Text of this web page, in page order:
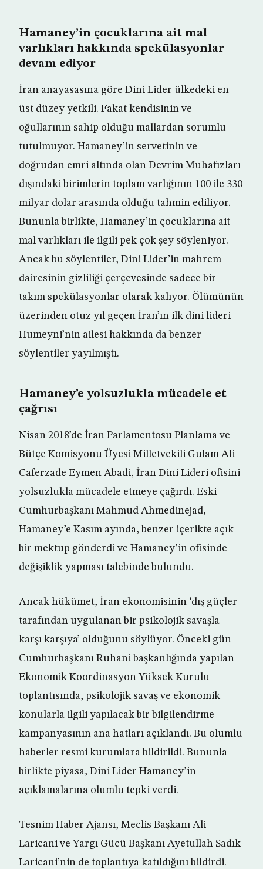
Hamaney’in çocuklarına ait mal
varlıkları hakkında spekülasyonlar
devam ediyor
İran anayasasına göre Dini Lider ülkedeki en
üst düzey yetkili. Fakat kendisinin ve
oğullarının sahip olduğu mallardan sorumlu
tutulmuyor. Hamaney’in servetinin ve
doğrudan emri altında olan Devrim Muhafızları
dışındaki birimlerin toplam varlığının 100 ile 330
milyar dolar arasında olduğu tahmin ediliyor.
Bununla birlikte, Hamaney’in çocuklarına ait
mal varlıkları ile ilgili pek çok şey söyleniyor.
Ancak bu söylentiler, Dini Lider’in mahrem
dairesinin gizliliği çerçevesinde sadece bir
takım spekülasyonlar olarak kalıyor. Ölümünün
üzerinden otuz yıl geçen İran’ın ilk dini lideri
Humeyni’nin ailesi hakkında da benzer
söylentiler yayılmıştı.
Hamaney’e yolsuzlukla mücadele et
çağrısı
Nisan 2018’de İran Parlamentosu Planlama ve
Bütçe Komisyonu Üyesi Milletvekili Gulam Ali
Caferzade Eymen Abadi, İran Dini Lideri ofisini
yolsuzlukla mücadele etmeye çağırdı. Eski
Cumhurbaşkanı Mahmud Ahmedinejad,
Hamaney’e Kasım ayında, benzer içerikte açık
bir mektup gönderdi ve Hamaney’in ofisinde
değişiklik yapması talebinde bulundu.
Ancak hükümet, İran ekonomisinin ‘dış güçler
tarafından uygulanan bir psikolojik savaşla
karşı karşıya’ olduğunu söylüyor. Önceki gün
Cumhurbaşkanı Ruhani başkanlığında yapılan
Ekonomik Koordinasyon Yüksek Kurulu
toplantısında, psikolojik savaş ve ekonomik
konularla ilgili yapılacak bir bilgilendirme
kampanyasının ana hatları açıklandı. Bu olumlu
haberler resmi kurumlara bildirildi. Bununla
birlikte piyasa, Dini Lider Hamaney’in
açıklamalarına olumlu tepki verdi.
Tesnim Haber Ajansı, Meclis Başkanı Ali
Laricani ve Yargı Gücü Başkanı Ayetullah Sadık
Laricani’nin de toplantıya katıldığını bildirdi.